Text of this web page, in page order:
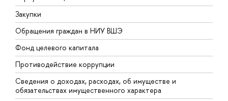
Закупки
Обращения граждан в НИУ ВШЭ
Фонд целевого капитала
Противодействие коррупции
Сведения о доходах, расходах, об имуществе и
обязательствах имущественного характера